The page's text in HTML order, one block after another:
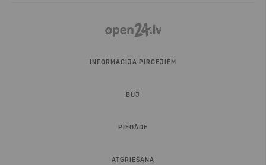
INFORMĀCIJA PIRCĒJIEM
BUJ
PIEGĀDE
ATGRIEŠANA